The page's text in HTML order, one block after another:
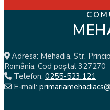
Adresa: Mehadia, Str.
România, Cod poștal 327270
Telefon: 0255-523.121
E-mail: